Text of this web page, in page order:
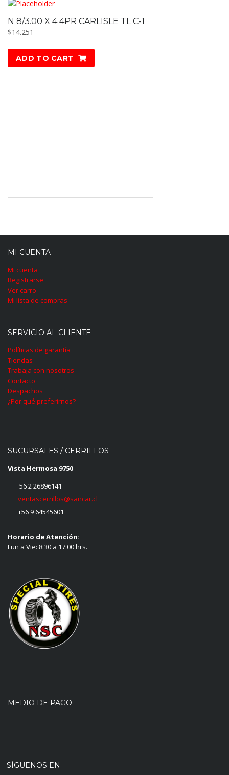
N 8/3.00 X 4 4PR CARLISLE TL C-1
$14.251
ADD TO CART
MI CUENTA
Mi cuenta
Registrarse
Ver carro
Mi lista de compras
SERVICIO AL CLIENTE
Políticas de garantía
Tiendas
Trabaja con nosotros
Contacto
Despachos
¿Por qué preferirnos?
SUCURSALES / CERRILLOS
Vista Hermosa 9750
56 2 26896141
ventascerrillos@sancar.cl
+56 9 64545601
Horario de Atención:
Lun a Vie: 8:30 a 17:00 hrs.
MEDIO DE PAGO
SÍGUENOS EN